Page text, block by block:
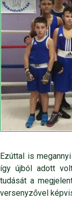
Ezúttal is
így újból adott
tudását a
versenyzővel